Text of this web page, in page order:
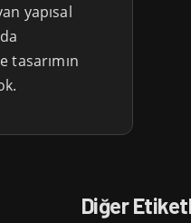
yapısal
tasarımın
Diğer